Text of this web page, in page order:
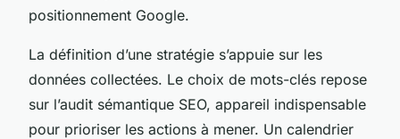
positionnement Google.
La définition d’une stratégie s’appuie sur les
données collectées. Le choix de mots-clés repose
sur l’audit sémantique SEO, appareil indispensable
pour prioriser les actions à mener. Un calendrier